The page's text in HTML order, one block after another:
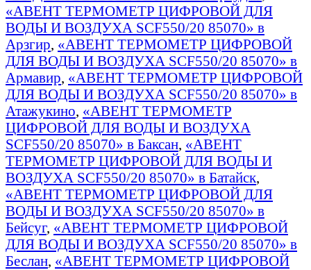
«АВЕНТ ТЕРМОМЕТР ЦИФРОВОЙ ДЛЯ
ВОДЫ И ВОЗДУХА SCF550/20 85070» в
Арзгир, «АВЕНТ ТЕРМОМЕТР ЦИФРОВОЙ
ДЛЯ ВОДЫ И ВОЗДУХА SCF550/20 85070» в
Армавир, «АВЕНТ ТЕРМОМЕТР ЦИФРОВОЙ
ДЛЯ ВОДЫ И ВОЗДУХА SCF550/20 85070» в
Атажукино, «АВЕНТ ТЕРМОМЕТР
ЦИФРОВОЙ ДЛЯ ВОДЫ И ВОЗДУХА
SCF550/20 85070» в Баксан, «АВЕНТ
ТЕРМОМЕТР ЦИФРОВОЙ ДЛЯ ВОДЫ И
ВОЗДУХА SCF550/20 85070» в Батайск,
«АВЕНТ ТЕРМОМЕТР ЦИФРОВОЙ ДЛЯ
ВОДЫ И ВОЗДУХА SCF550/20 85070» в
Бейсуг, «АВЕНТ ТЕРМОМЕТР ЦИФРОВОЙ
ДЛЯ ВОДЫ И ВОЗДУХА SCF550/20 85070» в
Беслан, «АВЕНТ ТЕРМОМЕТР ЦИФРОВОЙ